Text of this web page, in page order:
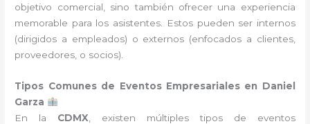
objetivo comercial, sino también ofrecer una experiencia
memorable para los asistentes. Estos pueden ser internos
(dirigidos a empleados) o externos (enfocados a clientes,
proveedores, o socios).
Tipos Comunes de Eventos Empresariales en Daniel
Garza
En la CDMX , existen múltiples tipos de eventos